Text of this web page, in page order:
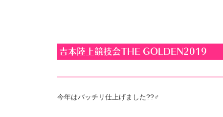
吉本陸上競技会THE GOLDEN2019
今年はバッチリ仕上げました??‍♂️